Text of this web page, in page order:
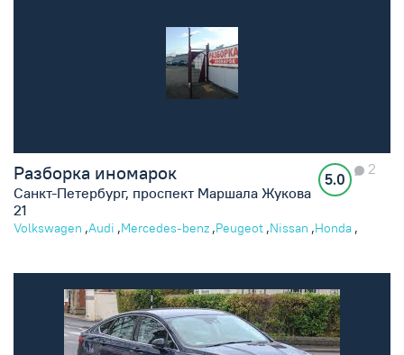
Разборка иномарок
Санкт-Петербург, проспект Маршала Жукова
21
5.0
2
Volkswagen ,Audi ,Mercedes-benz ,Peugeot ,Nissan ,Honda ,